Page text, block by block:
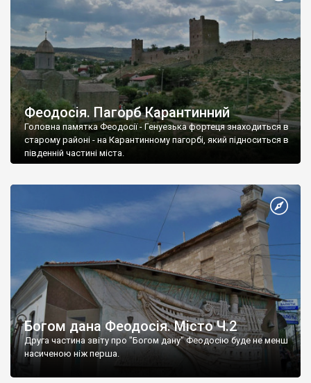
Феодосія. Пагорб Карантинний
Головна памятка Феодосії - Генуезька фортеця знаходиться в
старому районі - на Карантинному пагорбі, який підноситься в
південній частині міста.
Богом дана Феодосія. Місто Ч.2
Друга частина звіту про "Богом дану" Феодосію буде не менш
насиченою ніж перша.